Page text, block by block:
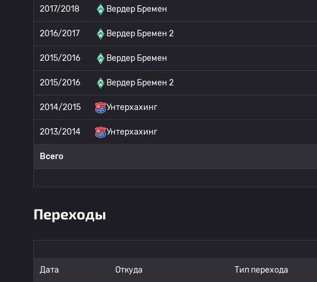
2017/2018 Вердер Бремен
2016/2017 Вердер Бремен 2
2015/2016 Вердер Бремен
2015/2016 Вердер Бремен 2
2014/2015 Унтерхахинг
2013/2014 Унтерхахинг
Всего
Переходы
Дата Откуда Тип перехода